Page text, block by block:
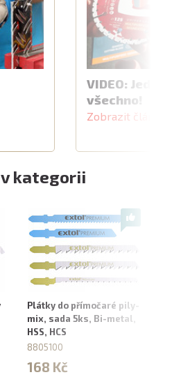
VIDEO:
všechno!
Zobrazit článek
kategorii
Plátky do přímočaré pily-
mix, sada 5ks, Bi-metal,
HSS, HCS
8805100
168 Kč